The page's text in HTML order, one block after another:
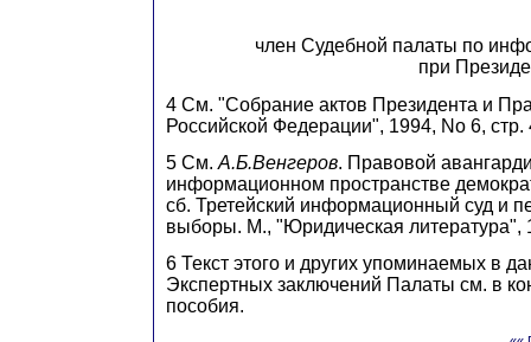
член Судебной палаты по
при
4 См. "Собрание актов Президента и
Российской Федерации", 1994, No 6, стр.
5 См. А.Б.Венгеров. Правовой
информационном пространстве
сб. Третейский информационный суд и
выборы. М., "Юридическая литература",
6 Текст этого и других упоминаемых в
Экспертных заключений Палаты см. в
пособия.